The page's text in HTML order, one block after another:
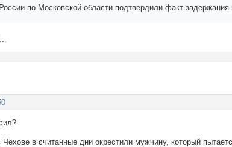
по Московской области подтвердили факт
в считанные дни окрестили мужчину, который